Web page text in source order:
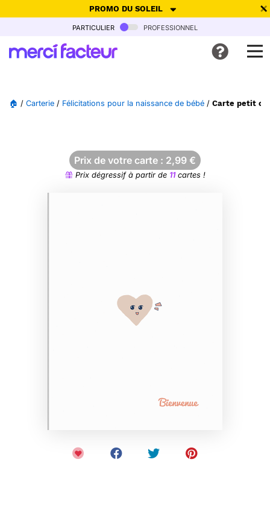
PROMO DU SOLEIL
-30% de réduction avec le code SUMMER26pour envoyer des
Ne plus afficher
particulier professionnel
🏠 / Carterie / Félicitations pour la naissance de bébé / Carte petit
Prix de votre carte : 2,99 €
Prix dégressif à partir de 11cartes !